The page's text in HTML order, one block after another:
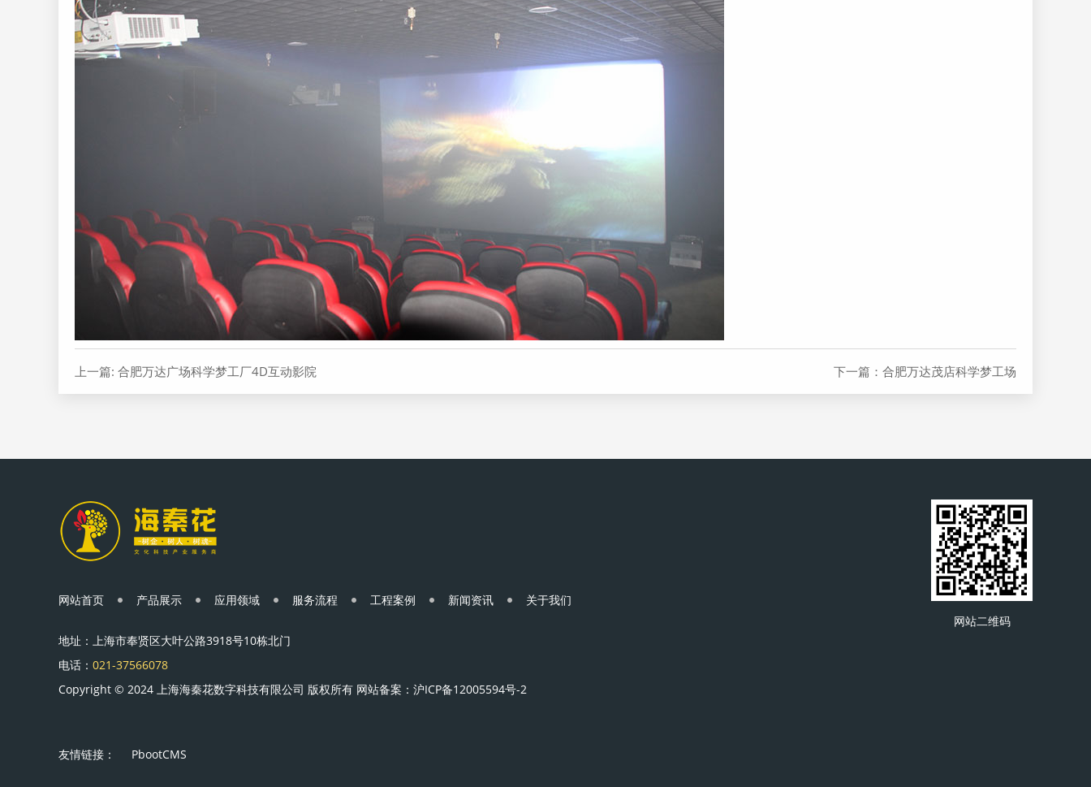
上一篇: 合肥万达广场科学梦工厂4D互动影院 下一篇：合肥万达茂店科学梦工场
网站首页 产品展示 应用领域 服务流程 工程案例 新闻资讯 关于我们
地址：上海市奉贤区大叶公路3918号10栋北门
电话： 021-37566078
网站二维码
Copyright © 2024 上海海秦花数字科技有限公司 版权所有 网站备案： 沪ICP备12005594号-2
友情链接： PbootCMS